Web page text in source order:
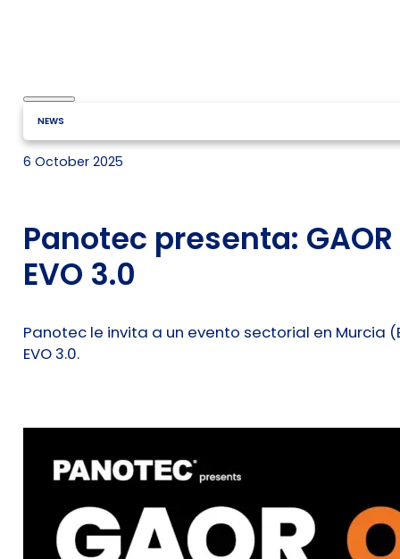
NEWS
6 October 2025
Panotec presenta:
EVO 3.0
Panotec le invita a un evento sectorial en Murcia
EVO 3.0.